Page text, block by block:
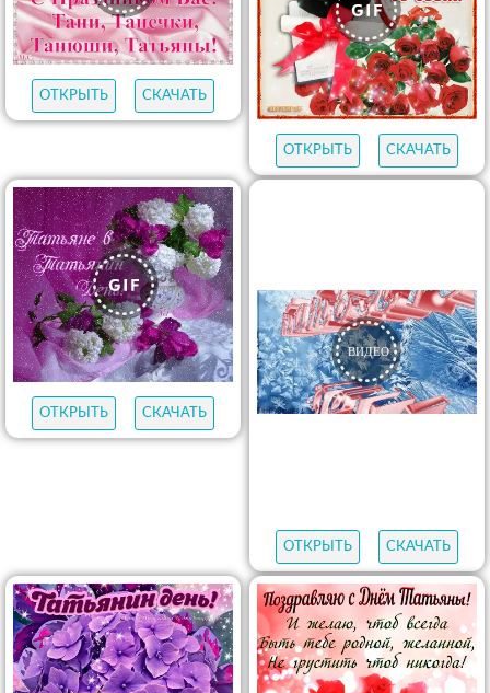
ОТКРЫТЬ СКАЧАТЬ
ОТКРЫТЬ СКАЧАТЬ
ОТКРЫТЬ СКАЧАТЬ
ОТКРЫТЬ СКАЧАТЬ
ОТКРЫТЬ СКАЧАТЬ